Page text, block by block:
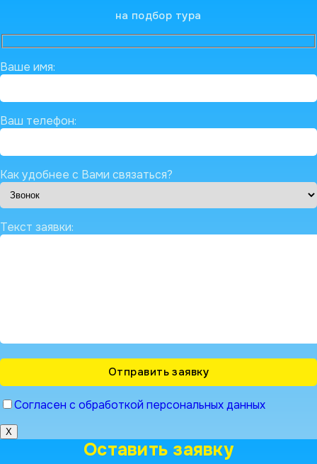
на подбор тура
Ваше имя:
Ваш телефон:
Как удобнее с Вами связаться?
Текст заявки:
Согласен с обработкой персональных данных
X
Оставить заявку